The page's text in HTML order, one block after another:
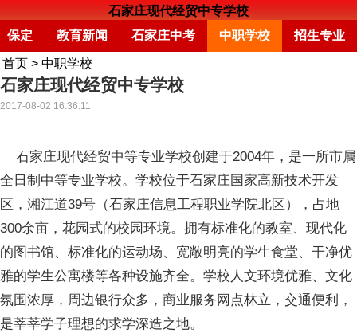
石家庄现代经贸中专学校
保定
教育新闻 石家庄中考 中职学校 招生专业
首页 > 中职学校
石家庄现代经贸中专学校
2017-08-02 16:36:11
石家庄现代经贸中等专业学校创建于2004年，是一所市属
全日制中等专业学校。学校位于石家庄国家高新技术开发
区，湘江道39号（石家庄信息工程职业学院北区），占地
300余亩，花园式的校园环境。拥有标准化的教室、现代化
的图书馆、标准化的运动场、宽敞明亮的学生食堂、干净优
雅的学生公寓楼等各种设施齐全。学校人文环境优雅、文化
氛围浓厚，周边银行众多，商业服务网点林立，交通便利，
是莘莘学子理想的求学深造之地。